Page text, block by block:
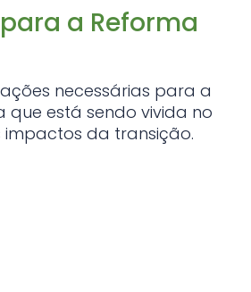
a Reforma
necessárias para a
está sendo vivida no
impactos da transição.